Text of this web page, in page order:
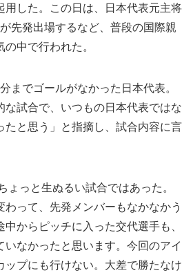
用した。この日は、日本代表元主将
先発出場するなど、普段の国際親
中で行われた。
でゴールがなかった日本代表。
な試合で、いつもの日本代表ではな
たと思う」と指摘し、試合内容に言
っと生ぬるい試合ではあった。
わって、先発メンバーもなかなかう
からピッチに入った交代選手も、
いなかったと思います。今回のアイ
ップにも行けない。大差で勝たなけ